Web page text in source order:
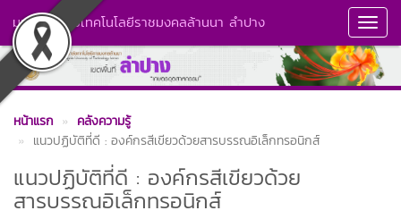
มหาวิทยาลัยเทคโนโลยีราชมงคลล้านนา ลำปาง
หน้าแรก
คลังความรู้
แนวปฏิบัติที่ดี : องค์กรสีเขียวด้วยสารบรรณอิเล็กทรอนิกส์
แนวปฏิบัติที่ดี : องค์กรสีเขียวด้วย
สารบรรณอิเล็กทรอนิกส์